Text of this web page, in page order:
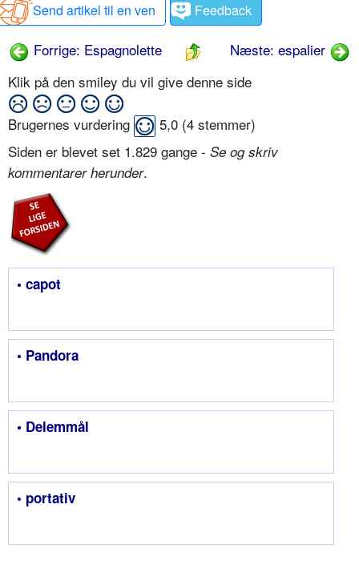
Send artikel til en ven
Feedback
Forrige: Espagnolette
Næste: espalier
Klik på den smiley du vil give denne side
Brugernes vurdering 5,0 (4 stemmer)
Siden er blevet set 1.829 gange - Se og skriv
kommentarer herunder.
• capot
• Pandora
• Delemmål
• portativ